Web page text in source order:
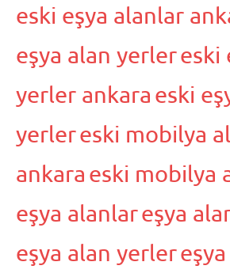
eski eşya alanlar
eşya alan yerlereski
yerler ankara eski
yerlereski mobilya
ankara eski mobilya
eşya alanlareşya
eşya alan yerler